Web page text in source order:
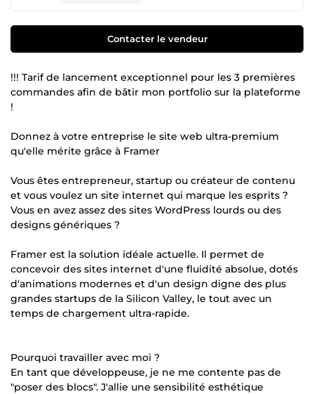
Contacter le vendeur
!!! Tarif de lancement exceptionnel pour les 3 premières
commandes afin de bâtir mon portfolio sur la plateforme
!
Donnez à votre entreprise le site web ultra-premium
qu'elle mérite grâce à Framer
Vous êtes entrepreneur, startup ou créateur de contenu
et vous voulez un site internet qui marque les esprits ?
Vous en avez assez des sites WordPress lourds ou des
designs génériques ?
Framer est la solution idéale actuelle. Il permet de
concevoir des sites internet d'une fluidité absolue, dotés
d'animations modernes et d'un design digne des plus
grandes startups de la Silicon Valley, le tout avec un
temps de chargement ultra-rapide.
Pourquoi travailler avec moi ?
En tant que développeuse, je ne me contente pas de
"poser des blocs". J'allie une sensibilité esthétique